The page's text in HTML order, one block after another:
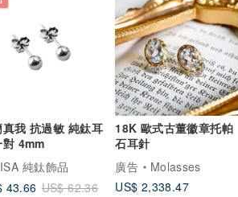
真我 抗過敏 純鈦耳
對 4mm
純鈦飾品
43.66 US$ 62.36
18K 歐式古董徽章托帕
石耳針
廣告
Molasses
US$ 2,338.47